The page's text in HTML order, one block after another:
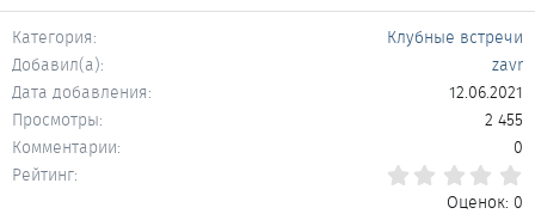
Категория
Клубные встречи
Добавил(а)
zavr
Дата добавления
12.06.2021
Просмотры
2 455
Комментарии
0
Рейтинг
Оценок: 0